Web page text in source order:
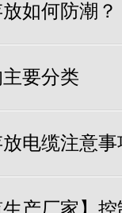
如何防潮？
要分类
电缆注意事